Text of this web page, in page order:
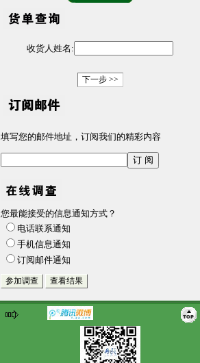
收货人姓名:
填写您的邮件地址，订阅我们的精彩内容
您最能接受的信息通知方式？
电话联系通知
手机信息通知
订阅邮件通知